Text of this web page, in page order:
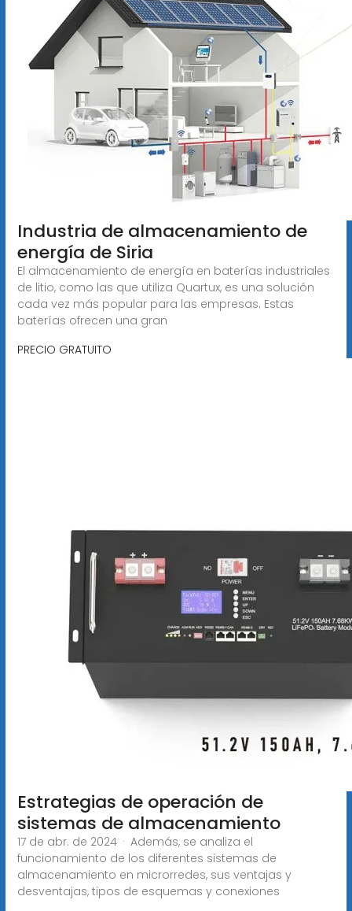
Industria de almacenamiento de
energía de Siria
El almacenamiento de energía en baterías industriales
de litio, como las que utiliza Quartux, es una solución
cada vez más popular para las empresas. Estas
baterías ofrecen una gran
PRECIO GRATUITO
Estrategias de operación de
sistemas de almacenamiento
17 de abr. de 2024 · Además, se analiza el
funcionamiento de los diferentes sistemas de
almacenamiento en microrredes, sus ventajas y
desventajas, tipos de esquemas y conexiones